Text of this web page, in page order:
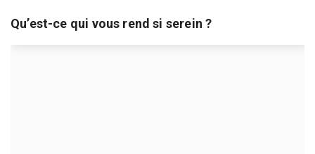
Qu’est-ce qui vous rend si serein ?